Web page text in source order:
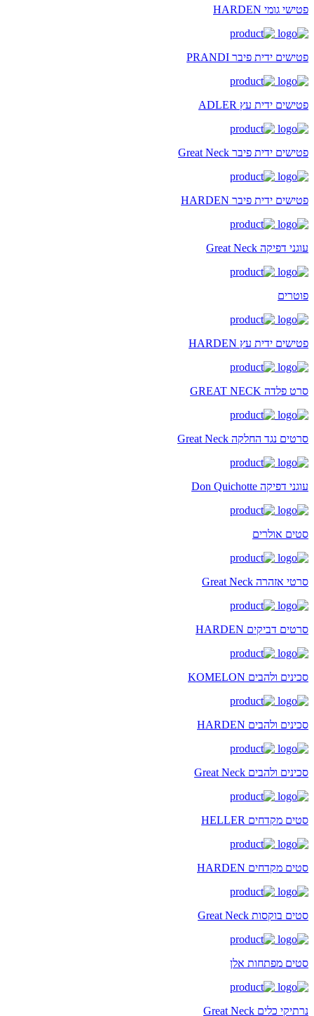
פטישי גומי HARDEN
פטישים ידית פיבר PRANDI
פטישים ידית עץ ADLER
פטישים ידית פיבר Great Neck
פטישים ידית פיבר HARDEN
עוגני דפיקה Great Neck
פוטרים
פטישים ידית עץ HARDEN
סרט פלדה GREAT NECK
סרטים נגד החלקה Great Neck
עוגני דפיקה Don Quichotte
סטים אולרים
סרטי אזהרה Great Neck
סרטים דביקים HARDEN
סכינים ולהבים KOMELON
סכינים ולהבים HARDEN
סכינים ולהבים Great Neck
סטים מקדחים HELLER
סטים מקדחים HARDEN
סטים בוקסות Great Neck
סטים מפתחות אלן
נרתיקי כלים Great Neck